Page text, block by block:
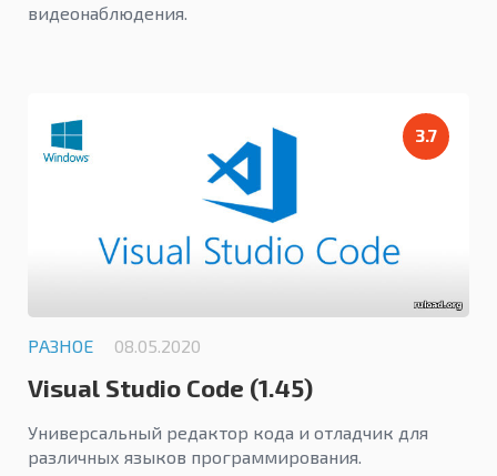
видеонаблюдения.
3.7
РАЗНОЕ 08.05.2020
Visual Studio Code (1.45)
Универсальный редактор кода и отладчик для
различных языков программирования.